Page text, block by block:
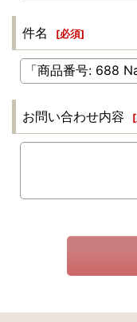
件名 [必須]
お問い合わせ内容 [